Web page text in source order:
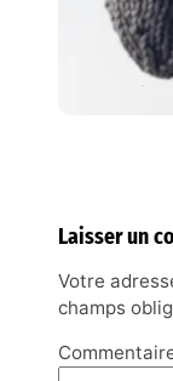
Laisser un
Votre
champs